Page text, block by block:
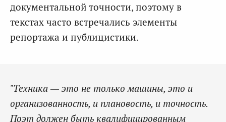
документальной точности, поэтому в
текстах часто встречались элементы
репортажа и публицистики.
"Техника — это не только машины, это и
организованность, и плановость, и точность.
Поэт должен быть квалифицированным